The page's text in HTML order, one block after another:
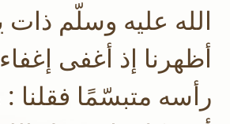
الله عليه وسلّم ذات
أظهرنا إذ أغفى
رأسه متبسّمًا فقلنا :